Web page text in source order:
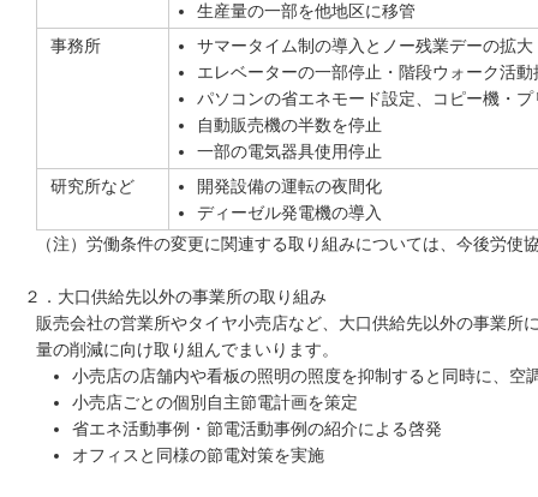
生産量の一部を他地区に移管
事務所
サマータイム制の導入とノー残業デーの拡大
エレベーターの一部停止・階段ウォーク活動
パソコンの省エネモード設定、コピー機・
自動販売機の半数を停止
一部の電気器具使用停止
研究所など
開発設備の運転の夜間化
ディーゼル発電機の導入
（注）労働条件の変更に関連する取り組みについては、今後労使
２．大口供給先以外の事業所の取り組み
販売会社の営業所やタイヤ小売店など、大口供給先以外の事業所
量の削減に向け取り組んでまいります。
小売店の店舗内や看板の照明の照度を抑制すると同時に、空
小売店ごとの個別自主節電計画を策定
省エネ活動事例・節電活動事例の紹介による啓発
オフィスと同様の節電対策を実施